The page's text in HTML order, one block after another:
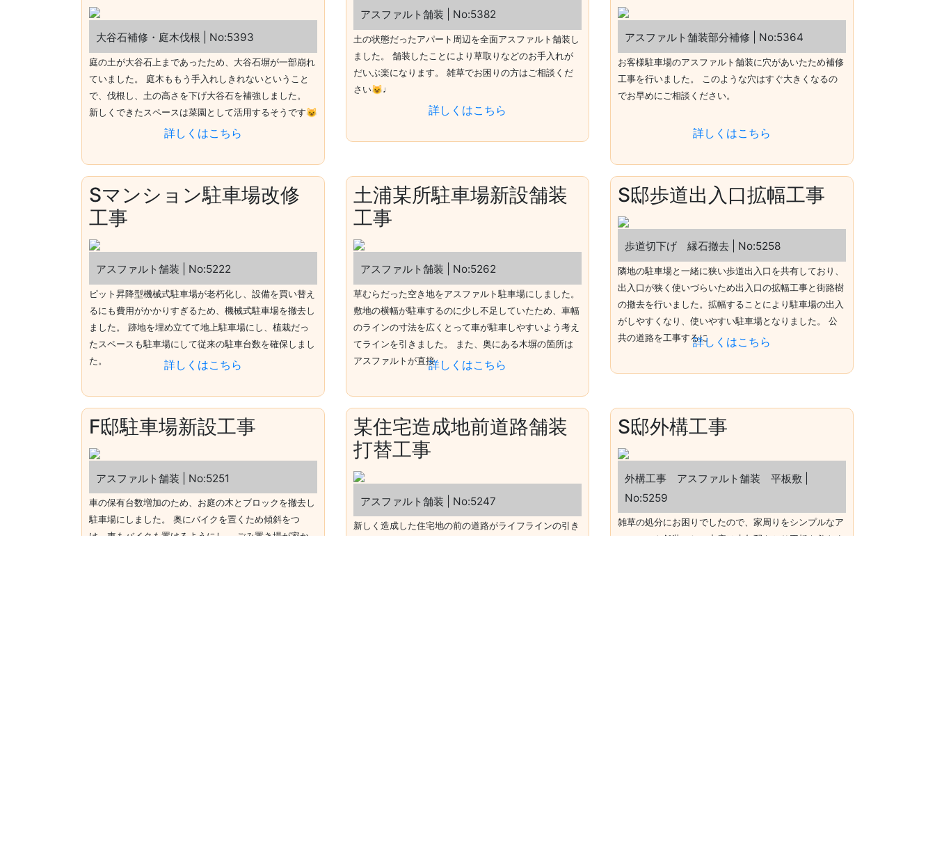
大谷石補修・庭木伐根 | No:5393
庭の土が大谷石上まであったため、大谷石塀が一部崩れ
ていました。 庭木ももう手入れしきれないということ
で、伐根し、土の高さを下げ大谷石を補強しました。
新しくできたスペースは菜園として活用するそうです😺
詳しくはこちら
アスファルト舗装 | No:5382
土の状態だったアパート周辺を全面アスファルト舗装し
ました。 舗装したことにより草取りなどのお手入れが
だいぶ楽になります。 雑草でお困りの方はご相談くだ
さい😺♩
詳しくはこちら
アスファルト舗装部分補修 | No:5364
お客様駐車場のアスファルト舗装に穴があいたため補修
工事を行いました。 このような穴はすぐ大きくなるの
でお早めにご相談ください。
詳しくはこちら
Sマンション駐車場改修
工事
アスファルト舗装 | No:5222
ピット昇降型機械式駐車場が老朽化し、設備を買い替え
るにも費用がかかりすぎるため、機械式駐車場を撤去し
ました。 跡地を埋め立てて地上駐車場にし、植栽だっ
たスペースも駐車場にして従来の駐車台数を確保しまし
た。
詳しくはこちら
土浦某所駐車場新設舗装
工事
アスファルト舗装 | No:5262
草むらだった空き地をアスファルト駐車場にしました。
敷地の横幅が駐車するのに少し不足していたため、車幅
のラインの寸法を広くとって車が駐車しやすいよう考え
てラインを引きました。 また、奥にある木塀の箇所は
アスファルトが直接詳しくはこちら
S邸歩道出入口拡幅工事
歩道切下げ 縁石撤去 | No:5258
隣地の駐車場と一緒に狭い歩道出入口を共有しており、
出入口が狭く使いづらいため出入口の拡幅工事と街路樹
の撤去を行いました。拡幅することにより駐車場の出入
がしやすくなり、使いやすい駐車場となりました。 公
共の道路を工事するに詳しくはこちら
F邸駐車場新設工事
アスファルト舗装 | No:5251
車の保有台数増加のため、お庭の木とブロックを撤去し
駐車場にしました。 奥にバイクを置くため傾斜をつ
け、車もバイクも置けるようにし、 ごみ置き場が家か
某住宅造成地前道路舗装
打替工事
アスファルト舗装 | No:5247
新しく造成した住宅地の前の道路がライフラインの引き
S邸外構工事
外構工事 アスファルト舗装 平板敷 |
No:5259
雑草の処分にお困りでしたので、家周りをシンプルなア
スファルト舗装にし、中庭は水勾配をとり平板を敷きま